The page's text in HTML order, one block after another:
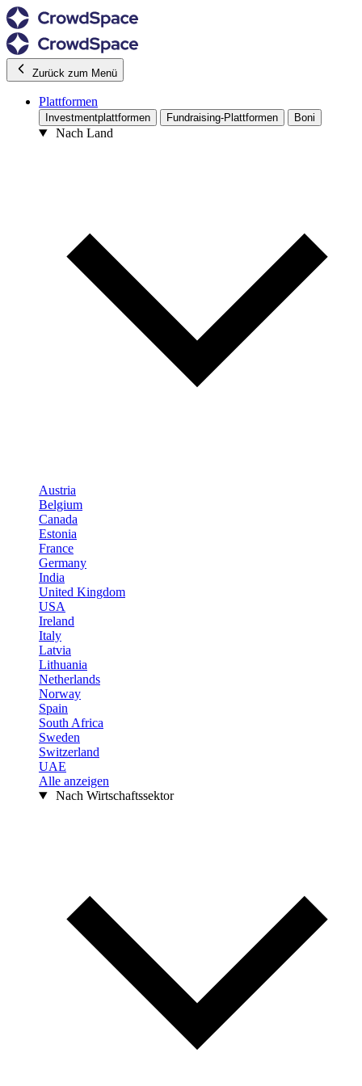
Zurück zum Menü
Plattformen
Investmentplattformen Fundraising-Plattformen Boni
Nach Land
Austria
Belgium
Canada
Estonia
France
Germany
India
United Kingdom
USA
Ireland
Italy
Latvia
Lithuania
Netherlands
Norway
Spain
South Africa
Sweden
Switzerland
UAE
Alle anzeigen
Nach Wirtschaftssektor